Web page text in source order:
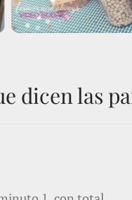
dicen las